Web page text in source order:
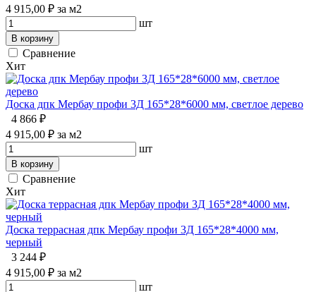
4 915,00 ₽ за м2
шт
В корзину
Сравнение
Хит
Доска дпк Мербау профи 3Д 165*28*6000 мм, светлое дерево
4 866 ₽
4 915,00 ₽ за м2
шт
В корзину
Сравнение
Хит
Доска террасная дпк Мербау профи 3Д 165*28*4000 мм,
черный
3 244 ₽
4 915,00 ₽ за м2
шт